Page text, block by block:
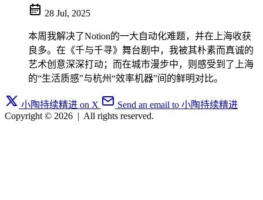
28 Jul, 2025
本周我解决了Notion的一大自动化难题，并在上海收获
良多。在《千与千寻》舞台剧中，我被其朴素而真诚的
艺术创意深深打动；而在城市漫步中，则感受到了上海
的“生活质感”与杭州“效率机器”间的鲜明对比。
小陶持续精进 on X
Send an email to 小陶持续精进
Copyright © 2026 | All rights reserved.